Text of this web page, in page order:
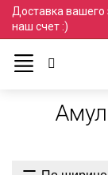
Доставка вашего
наш счет :)
Ювелирные украшения